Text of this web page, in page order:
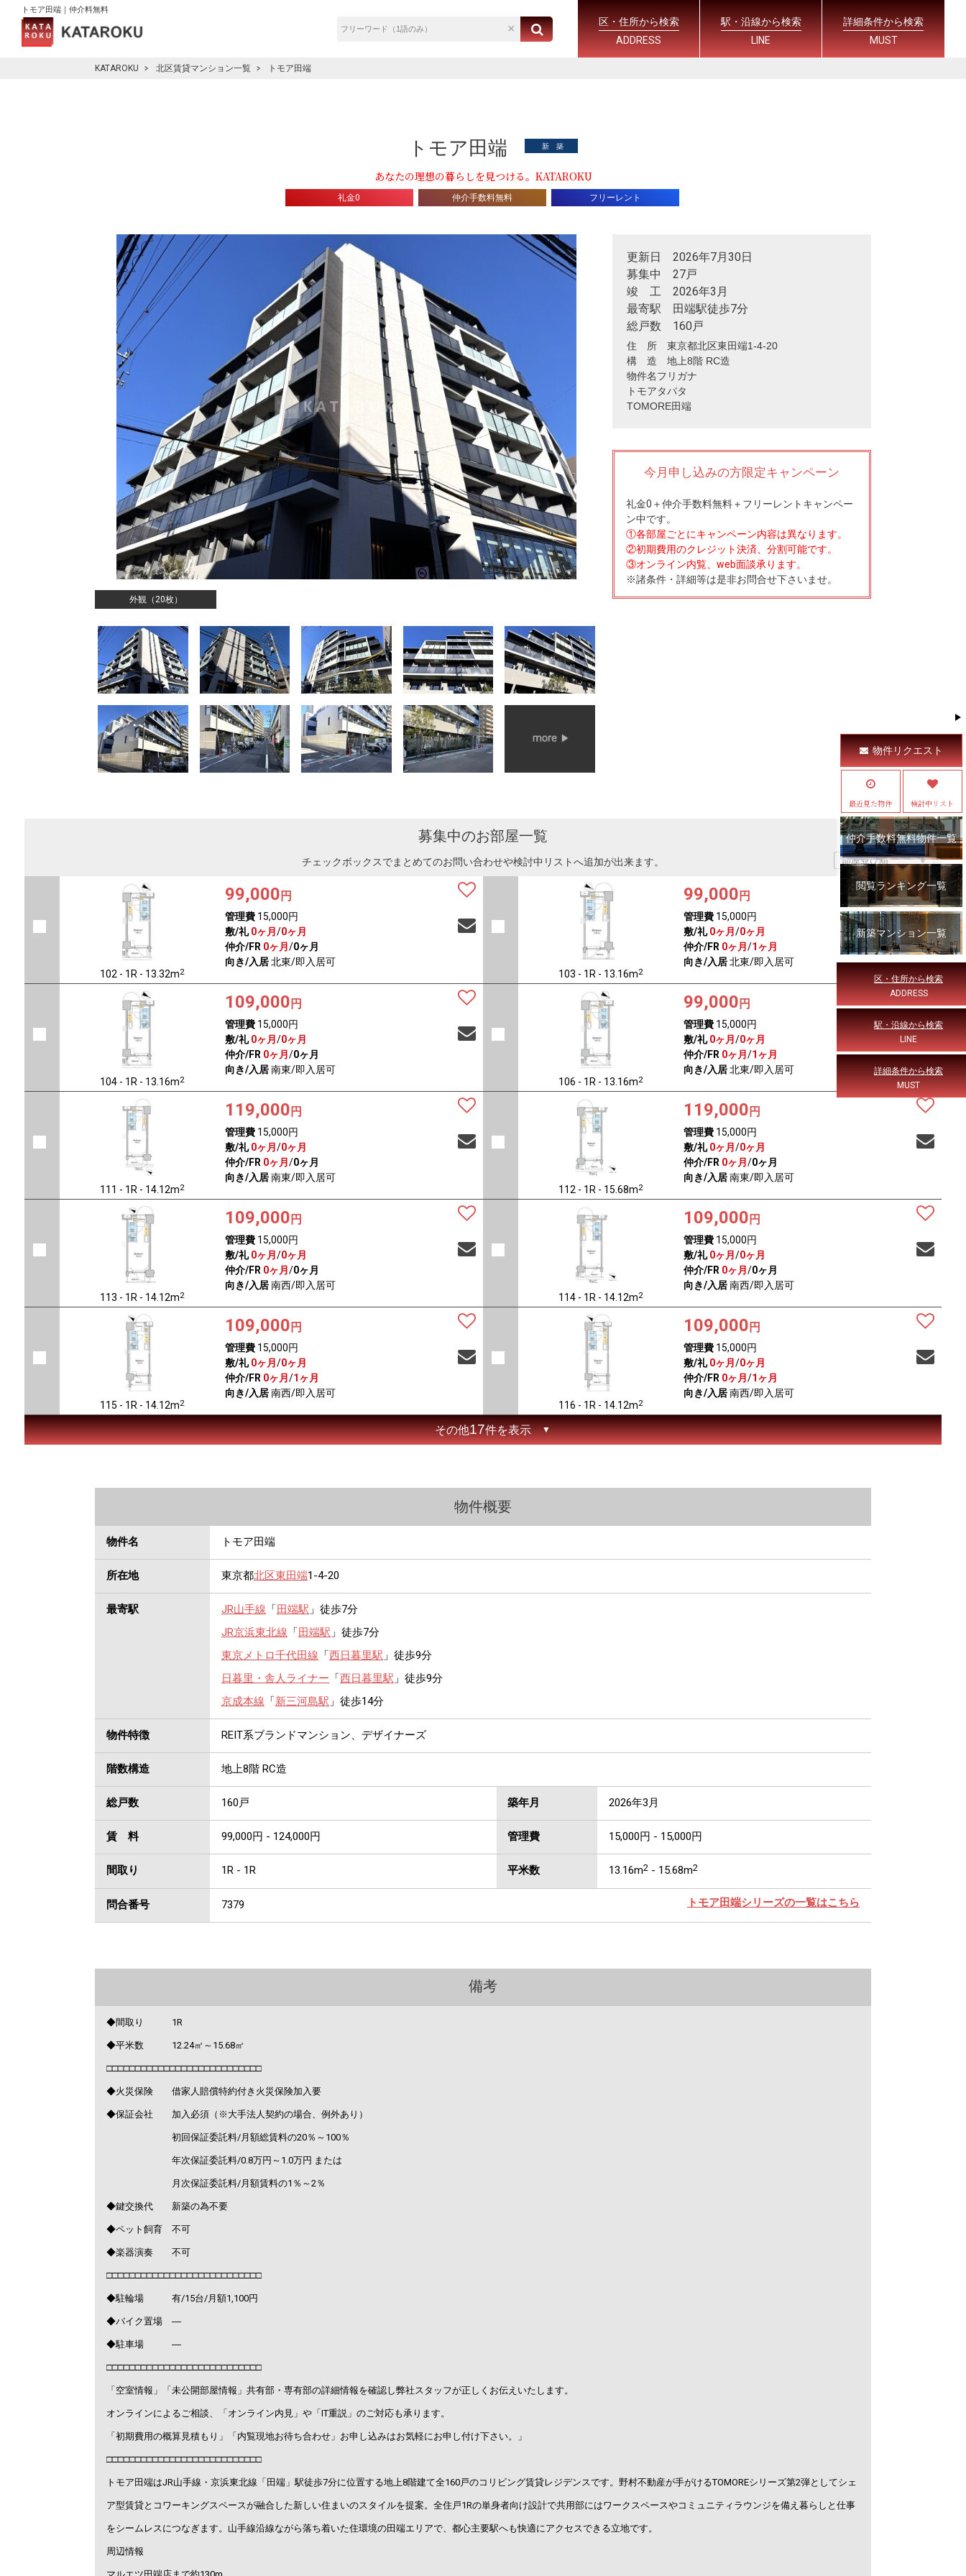
トモア田端｜仲介料無料
区・住所から検索
ADDRESS
駅・沿線から検索
LINE
詳細条件から検索
MUST
KATAROKU 北区賃貸マンション一覧 トモア田端
トモア田端 新 築
あなたの理想の暮らしを見つける。KATAROKU
礼金0 仲介手数料無料 フリーレント
外観（20枚）
更新日 2026年7月30日
募集中 27戸
竣 工 2026年3月
最寄駅 田端駅徒歩7分
総戸数 160戸
住 所 東京都北区東田端1-4-20
構 造 地上8階 RC造
物件名フリガナ
トモアタバタ
TOMORE田端
今月申し込みの方限定キャンペーン
礼金0 ＋仲介手数料無料＋ フリーレント キャンペー
ン中です。
①各部屋ごとにキャンペーン内容は異なります。
②初期費用のクレジット決済、分割可能です。
③オンライン内覧、web面談承ります。
※諸条件・詳細等は是非お問合せ下さいませ。
募集中のお部屋一覧
チェックボックスでまとめてのお問い合わせや検討中リストへ追加が出来ます。
102 - 1R - 13.32m2
99,000 円
管理費15,000円
敷/礼 0ヶ月 /0ヶ月
仲介/FR 0ヶ月 /0ヶ月
向き/入居北東/即入居可
103 - 1R - 13.16m2
99,000 円
管理費 15,000円
敷/礼 0ヶ月/0ヶ月
仲介/FR 0ヶ月/1ヶ月
向き/入居北東/即入居可
104 - 1R - 13.16m2
109,000 円
管理費15,000円
敷/礼 0ヶ月 /0ヶ月
仲介/FR 0ヶ月 /0ヶ月
向き/入居南東/即入居可
106 - 1R - 13.16m2
99,000 円
管理費 15,000円
敷/礼 0ヶ月/0ヶ月
仲介/FR 0ヶ月/1ヶ月
向き/入居北東/即入居可
111 - 1R - 14.12m2
119,000 円
管理費15,000円
敷/礼 0ヶ月 /0ヶ月
仲介/FR 0ヶ月 /0ヶ月
向き/入居南東/即入居可
112 - 1R - 15.68m2
119,000 円
管理費 15,000円
敷/礼 0ヶ月/0ヶ月
仲介/FR 0ヶ月/0ヶ月
向き/入居南東/即入居可
113 - 1R - 14.12m2
109,000 円
管理費15,000円
敷/礼 0ヶ月 /0ヶ月
仲介/FR 0ヶ月 /0ヶ月
向き/入居南西/即入居可
114 - 1R - 14.12m2
109,000 円
管理費 15,000円
敷/礼 0ヶ月/0ヶ月
仲介/FR 0ヶ月/0ヶ月
向き/入居南西/即入居可
115 - 1R - 14.12m2
109,000 円
管理費15,000円
敷/礼 0ヶ月 /0ヶ月
仲介/FR 0ヶ月 /1ヶ月
向き/入居南西/即入居可
116 - 1R - 14.12m2
109,000 円
管理費 15,000円
敷/礼 0ヶ月/0ヶ月
仲介/FR 0ヶ月/1ヶ月
向き/入居南西/即入居可
その他17件を表示
物件概要
物件名 トモア田端
所在地 東京都北区東田端1-4-20
最寄駅 JR山手線 「 田端駅 」徒歩7分
JR京浜東北線 「 田端駅 」徒歩7分
東京メトロ千代田線 「 西日暮里駅 」徒歩9分
日暮里・舎人ライナー 「 西日暮里駅 」徒歩9分
京成本線 「 新三河島駅 」徒歩14分
物件特徴 REIT系ブランドマンション、デザイナーズ
階数構造 地上8階 RC造
総戸数 160戸 築年月 2026年3月
賃 料 99,000円 - 124,000円 管理費 15,000円 - 15,000円
間取り 1R - 1R 平米数 13.16m2 - 15.68m2
問合番号 7379 トモア田端シリーズの一覧はこちら
備考
◆間取り 1R
◆平米数 12.24㎡～15.68㎡
□□□□□□□□□□□□□□□□□□□□□□□□□□□
◆火災保険 借家人賠償特約付き火災保険加入要
◆保証会社 加入必須（※大手法人契約の場合、例外あり）
初回保証委託料/月額総賃料の20％～100％
年次保証委託料/0.8万円～1.0万円 または
月次保証委託料/月額賃料の1％～2％
◆鍵交換代 新築の為不要
◆ペット飼育 不可
◆楽器演奏 不可
□□□□□□□□□□□□□□□□□□□□□□□□□□□
◆駐輪場 有/15台/月額1,100円
◆バイク置場 ―
◆駐車場 ―
□□□□□□□□□□□□□□□□□□□□□□□□□□□
「空室情報」「未公開部屋情報」共有部・専有部の詳細情報を確認し弊社スタッフが正しくお伝えいたします。
オンラインによるご相談、「オンライン内見」や「IT重説」のご対応も承ります。
「初期費用の概算見積もり」「内覧現地お待ち合わせ」お申し込みはお気軽にお申し付け下さい。」
□□□□□□□□□□□□□□□□□□□□□□□□□□□
トモア田端はJR山手線・京浜東北線「田端」駅徒歩7分に位置する地上8階建て全160戸のコリビング賃貸レジデンスです。野村不動産が手がけるTOMOREシリーズ第2弾としてシェ
ア型賃貸とコワーキングスペースが融合した新しい住まいのスタイルを提案。全住戸1Rの単身者向け設計で共用部にはワークスペースやコミュニティラウンジを備え暮らしと仕事
をシームレスにつなぎます。山手線沿線ながら落ち着いた住環境の田端エリアで、都心主要駅へも快適にアクセスできる立地です。
周辺情報
物件リクエスト
最近見た物件 検討中リスト
仲介手数料無料物件一覧
閲覧ランキング一覧
新築マンション一覧
区・住所から検索
ADDRESS
駅・沿線から検索
LINE
詳細条件から検索
MUST